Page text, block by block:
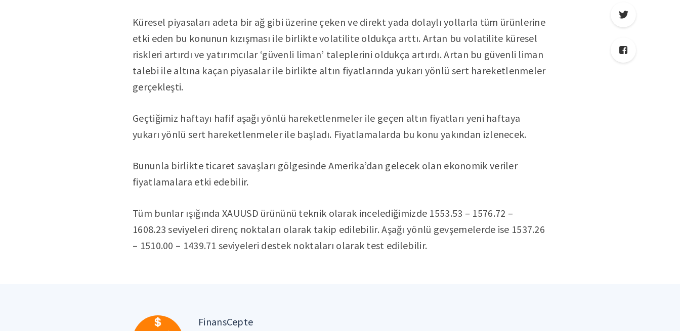
Küresel piyasaları adeta bir ağ gibi üzerine çeken ve direkt yada dolaylı yollarla tüm ürünlerine
etki eden bu konunun kızışması ile birlikte volatilite oldukça arttı. Artan bu volatilite küresel
riskleri artırdı ve yatırımcılar ‘güvenli liman’ taleplerini oldukça artırdı. Artan bu güvenli liman
talebi ile altına kaçan piyasalar ile birlikte altın fiyatlarında yukarı yönlü sert hareketlenmeler
gerçekleşti.
Geçtiğimiz haftayı hafif aşağı yönlü hareketlenmeler ile geçen altın fiyatları yeni haftaya
yukarı yönlü sert hareketlenmeler ile başladı. Fiyatlamalarda bu konu yakından izlenecek.
Bununla birlikte ticaret savaşları gölgesinde Amerika’dan gelecek olan ekonomik veriler
fiyatlamalara etki edebilir.
Tüm bunlar ışığında XAUUSD ürününü teknik olarak incelediğimizde 1553.53 – 1576.72 –
1608.23 seviyeleri direnç noktaları olarak takip edilebilir. Aşağı yönlü gevşemelerde ise 1537.26
– 1510.00 – 1439.71 seviyeleri destek noktaları olarak test edilebilir.
FinansCepte